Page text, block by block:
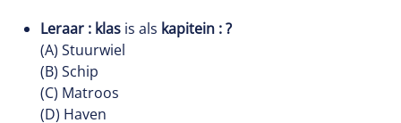
Leraar : klas is als kapitein : ?
(A) Stuurwiel
(B) Schip
(C) Matroos
(D) Haven